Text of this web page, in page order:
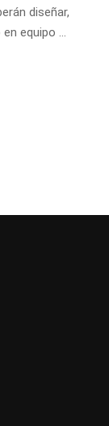
diseñar,
equipo …